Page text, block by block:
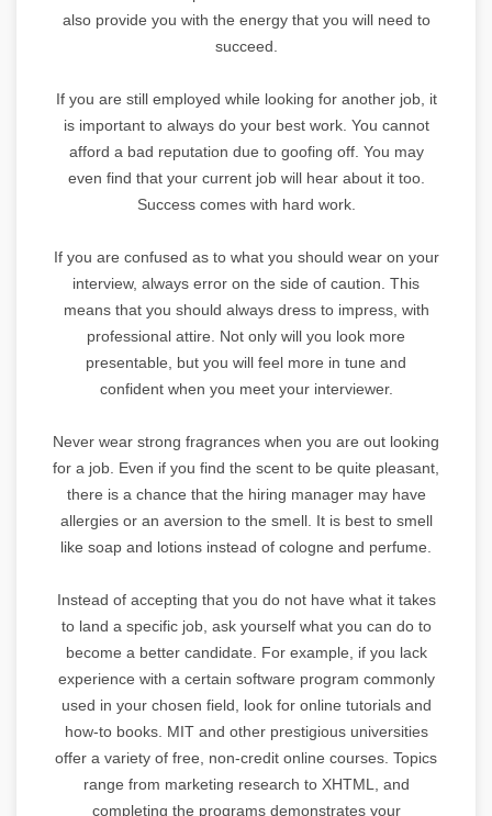
also provide you with the energy that you will need to
succeed.
If you are still employed while looking for another job, it
is important to always do your best work. You cannot
afford a bad reputation due to goofing off. You may
even find that your current job will hear about it too.
Success comes with hard work.
If you are confused as to what you should wear on your
interview, always error on the side of caution. This
means that you should always dress to impress, with
professional attire. Not only will you look more
presentable, but you will feel more in tune and
confident when you meet your interviewer.
Never wear strong fragrances when you are out looking
for a job. Even if you find the scent to be quite pleasant,
there is a chance that the hiring manager may have
allergies or an aversion to the smell. It is best to smell
like soap and lotions instead of cologne and perfume.
Instead of accepting that you do not have what it takes
to land a specific job, ask yourself what you can do to
become a better candidate. For example, if you lack
experience with a certain software program commonly
used in your chosen field, look for online tutorials and
how-to books. MIT and other prestigious universities
offer a variety of free, non-credit online courses. Topics
range from marketing research to XHTML, and
completing the programs demonstrates your